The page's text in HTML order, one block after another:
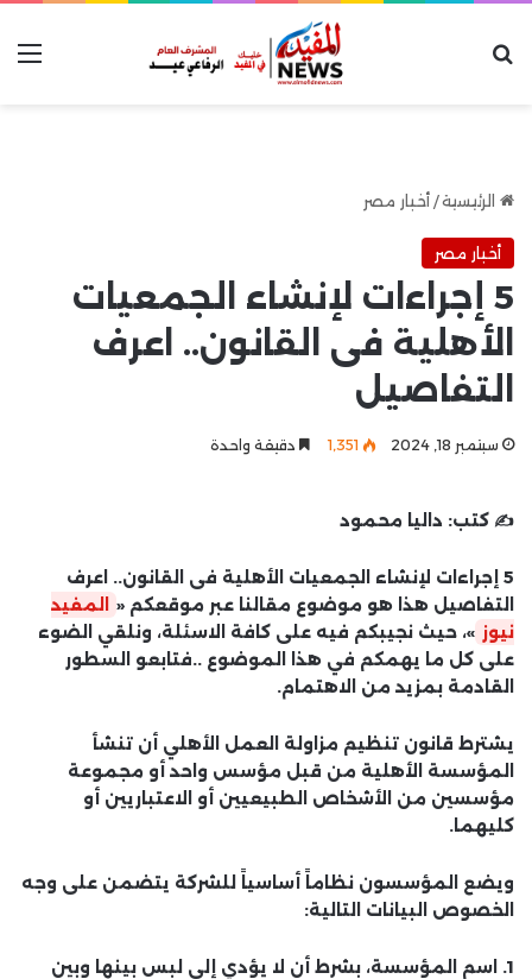
الرئيسية/ أخبار مصر
أخبار مصر
5 إجراءات لإنشاء الجمعيات
الأهلية فى القانون.. اعرف
التفاصيل
سبتمبر 18, 2024 1٬351 دقيقة واحدة
✍️ كتب: داليا محمود
5 إجراءات لإنشاء الجمعيات الأهلية فى القانون.. اعرف
التفاصيل هذا هو موضوع مقالنا عبر موقعكم «
المفيد
نيوز »، حيث نجيبكم فيه على كافة الاسئلة، ونلقي الضوء
على كل ما يهمكم في هذا الموضوع ..فتابعو السطور
القادمة بمزيد من الاهتمام.
يشترط قانون تنظيم مزاولة العمل الأهلي أن تنشأ
المؤسسة الأهلية من قبل مؤسس واحد أو مجموعة
مؤسسين من الأشخاص الطبيعيين أو الاعتباريين أو
كليهما.
ويضع المؤسسون نظاماً أساسياً للشركة يتضمن على وجه
الخصوص البيانات التالية:
1. اسم المؤسسة، بشرط أن لا يؤدي إلى لبس بينها وبين